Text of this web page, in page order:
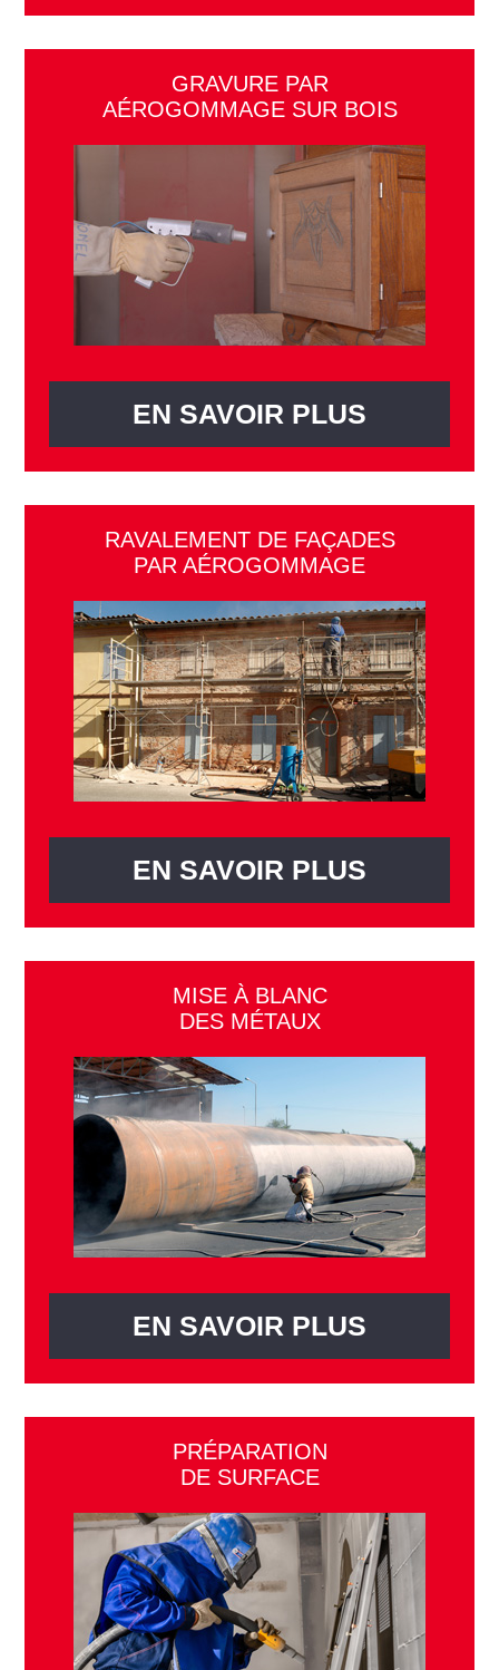
GRAVURE PAR
AÉROGOMMAGE SUR BOIS
EN SAVOIR PLUS
RAVALEMENT DE FAÇADES
PAR AÉROGOMMAGE
EN SAVOIR PLUS
MISE À BLANC
DES MÉTAUX
EN SAVOIR PLUS
PRÉPARATION
DE SURFACE